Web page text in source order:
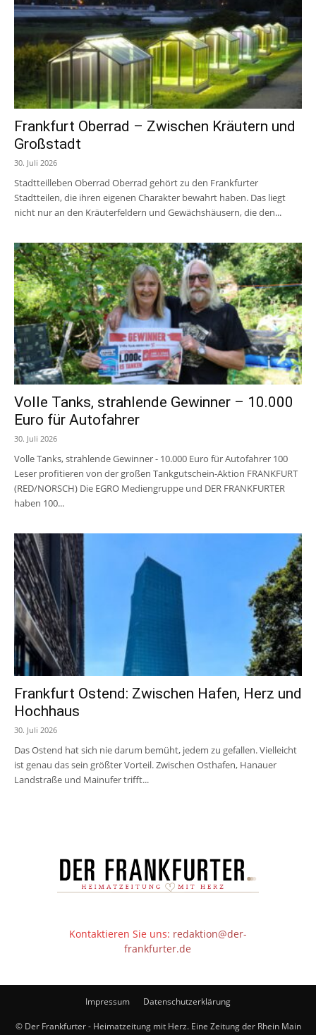
Frankfurt Oberrad – Zwischen Kräutern und
Großstadt
30. Juli 2026
Stadtteilleben Oberrad Oberrad gehört zu den Frankfurter
Stadtteilen, die ihren eigenen Charakter bewahrt haben. Das liegt
nicht nur an den Kräuterfeldern und Gewächshäusern, die den...
Volle Tanks, strahlende Gewinner – 10.000
Euro für Autofahrer
30. Juli 2026
Volle Tanks, strahlende Gewinner - 10.000 Euro für Autofahrer 100
Leser profitieren von der großen Tankgutschein-Aktion FRANKFURT
(RED/NORSCH) Die EGRO Mediengruppe und DER FRANKFURTER
haben 100...
Frankfurt Ostend: Zwischen Hafen, Herz und
Hochhaus
30. Juli 2026
Das Ostend hat sich nie darum bemüht, jedem zu gefallen. Vielleicht
ist genau das sein größter Vorteil. Zwischen Osthafen, Hanauer
Landstraße und Mainufer trifft...
Kontaktieren Sie uns: redaktion@der-
frankfurter.de
Impressum Datenschutzerklärung
© Der Frankfurter - Heimatzeitung mit Herz. Eine Zeitung der Rhein Main